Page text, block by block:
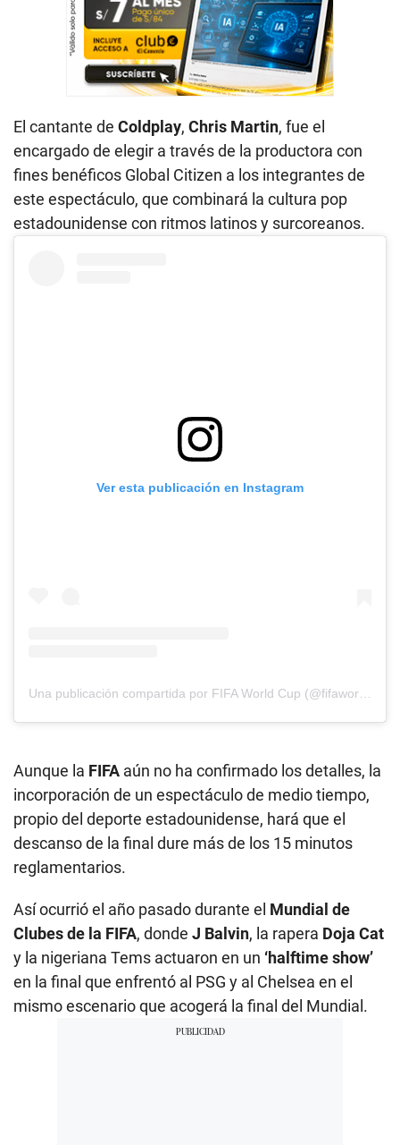
El cantante de Coldplay, Chris Martin, fue el
encargado de elegir a través de la productora con
fines benéficos Global Citizen a los integrantes de
este espectáculo, que combinará la cultura pop
estadounidense con ritmos latinos y surcoreanos.
Ver esta publicación en Instagram
Una publicación compartida por FIFA World Cup (@fifaworldcup)
Aunque la FIFA aún no ha confirmado los detalles, la
incorporación de un espectáculo de medio tiempo,
propio del deporte estadounidense, hará que el
descanso de la final dure más de los 15 minutos
reglamentarios.
Así ocurrió el año pasado durante el Mundial de
Clubesde la FIFA, donde J Balvin, la rapera Doja Cat
y la nigeriana Tems actuaron en un ‘halftime show’
en la final que enfrentó al PSG y al Chelsea en el
mismo escenario que acogerá la final del Mundial.